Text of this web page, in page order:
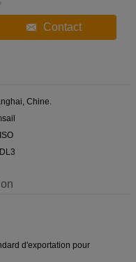
Contact
Chine.
d'exportation pour